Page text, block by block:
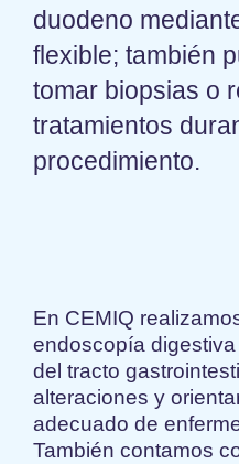
duodeno
flexible; también
tomar biopsias o
tratamientos
procedimiento.
En CEMIQ
endoscopía
del tracto
alteraciones y
adecuado de
También contamos